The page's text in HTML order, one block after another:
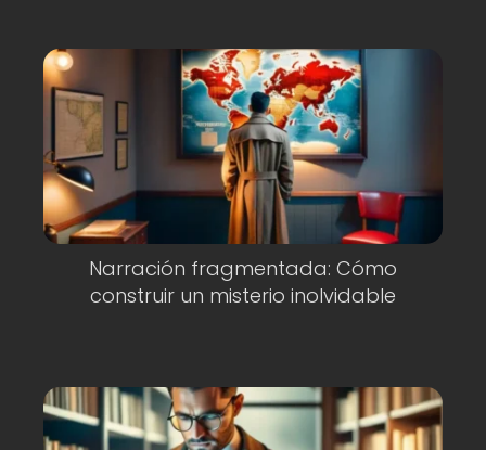
Narración fragmentada: Cómo
construir un misterio inolvidable